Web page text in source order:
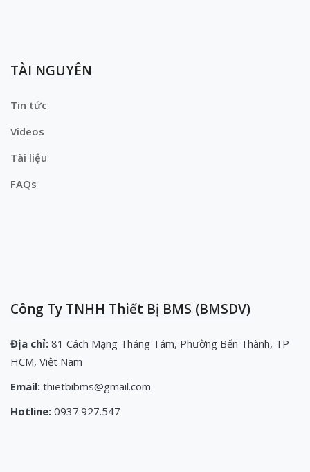
TÀI NGUYÊN
Tin tức
Videos
Tài liệu
FAQs
Công Ty TNHH Thiết Bị BMS (BMSDV)
Địa chỉ: 81 Cách Mạng Tháng Tám, Phường Bến Thành, TP
HCM, Việt Nam
Email: thietbibms@gmail.com
Hotline: 0937.927.547